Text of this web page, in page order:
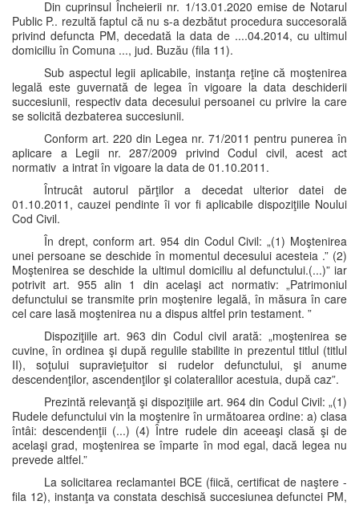
Din cuprinsul Încheierii nr. 1/13.01.2020 emise de Notarul
Public P.. rezultă faptul că nu s-a dezbătut procedura succesorală
privind defuncta PM, decedată la data de ....04.2014, cu ultimul
domiciliu în Comuna ..., jud. Buzău (fila 11).
Sub aspectul legii aplicabile, instanţa reţine că moştenirea
legală este guvernată de legea în vigoare la data deschiderii
succesiunii, respectiv data decesului persoanei cu privire la care
se solicită dezbaterea succesiunii.
Conform art. 220 din Legea nr. 71/2011 pentru punerea în
aplicare a Legii nr. 287/2009 privind Codul civil, acest act
normativ a intrat în vigoare la data de 01.10.2011.
Întrucât autorul părţilor a decedat ulterior datei de
01.10.2011, cauzei pendinte îi vor fi aplicabile dispoziţiile Noului
Cod Civil.
În drept, conform art. 954 din Codul Civil: „(1) Moştenirea
unei persoane se deschide în momentul decesului acesteia .” (2)
Moştenirea se deschide la ultimul domiciliu al defunctului.(...)” iar
potrivit art. 955 alin 1 din acelaşi act normativ: „Patrimoniul
defunctului se transmite prin moştenire legală, în măsura în care
cel care lasă moştenirea nu a dispus altfel prin testament. ”
Dispoziţiile art. 963 din Codul civil arată: „moştenirea se
cuvine, în ordinea şi după regulile stabilite in prezentul titlul (titlul
II), soţului supravieţuitor si rudelor defunctului, şi anume
descendenţilor, ascendenţilor şi colateralilor acestuia, după caz”.
Prezintă relevanţă şi dispoziţiile art. 964 din Codul Civil: „(1)
Rudele defunctului vin la moştenire în următoarea ordine: a) clasa
întâi: descendenţii (...) (4) Între rudele din aceeaşi clasă şi de
acelaşi grad, moştenirea se împarte în mod egal, dacă legea nu
prevede altfel.”
La solicitarea reclamantei BCE (fiică, certificat de naştere -
fila 12), instanţa va constata deschisă succesiunea defunctei PM,